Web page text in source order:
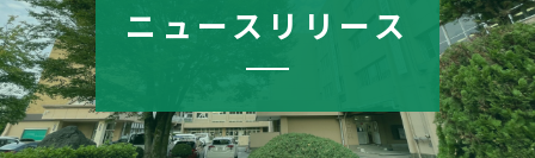
南高の教育
学校生活
ニュースリリース